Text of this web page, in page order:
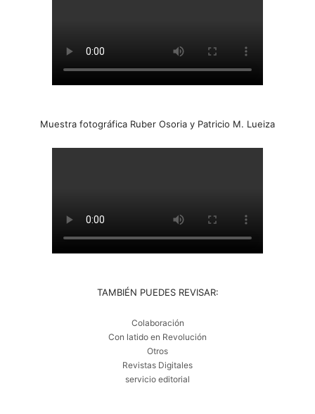
Muestra fotográfica Ruber Osoria y Patricio M. Lueiza
TAMBIÉN PUEDES REVISAR:
Colaboración
Con latido en Revolución
Otros
Revistas Digitales
servicio editorial